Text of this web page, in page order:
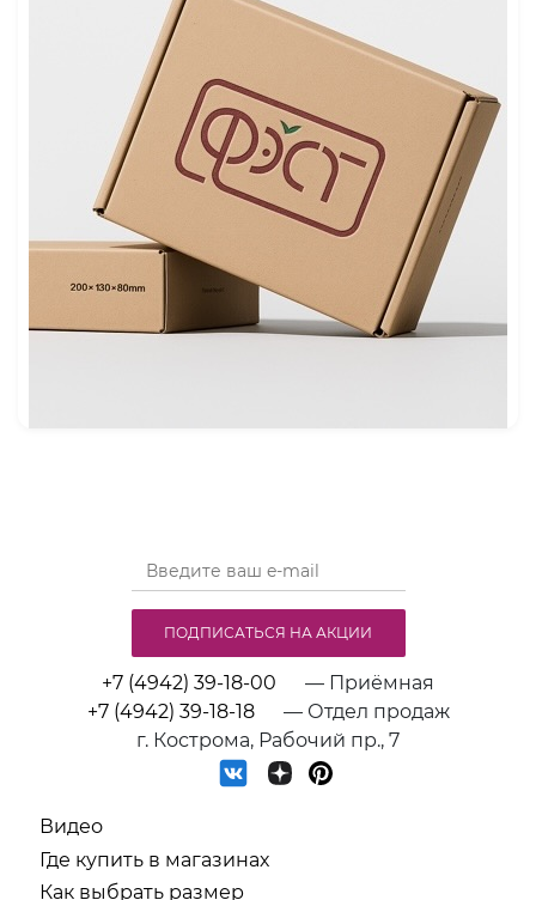
+7 (4942) 39-18-00
— Приёмная
+7 (4942) 39-18-18
— Отдел продаж
г. Кострома, Рабочий пр., 7
Видео
Где купить в магазинах
Как выбрать размер
ПОДПИСАТЬСЯ НА АКЦИИ